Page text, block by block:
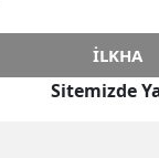
İLKHA
Sitemizde